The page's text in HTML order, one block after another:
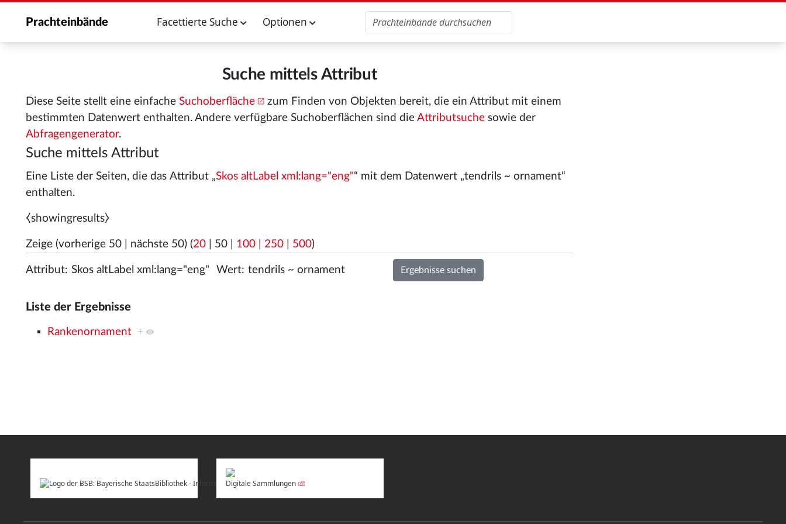
Prachteinbände Facettierte Suche Optionen
Suche mittels Attribut
Diese Seite stellt eine einfache Suchoberfläche
zum Finden von Objekten bereit, die ein Attribut mit einem
bestimmten Datenwert enthalten. Andere verfügbare Suchoberflächen sind die Attributsuche sowie der
Abfragengenerator.
Suche mittels Attribut
Eine Liste der Seiten, die das Attribut „Skos altLabel xml:lang="eng"“ mit dem Datenwert „tendrils ~ ornament“
enthalten.
⧼showingresults⧽
Zeige (vorherige 50 nächste 50) (20 50 100 250 500)
Attribut: Wert:
Liste der Ergebnisse
Rankenornament +
Digitale Sammlungen